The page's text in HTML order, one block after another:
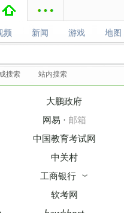
频
频 新闻
新闻 游戏
游戏 地图
地图
搜索 站内搜索
大鹏政府
网易 · 邮箱
中国教育考试网
中关村
工商银行 ︾
软考网